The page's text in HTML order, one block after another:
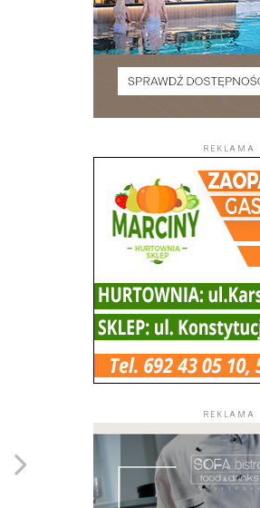
REKLAMA
REKLAMA